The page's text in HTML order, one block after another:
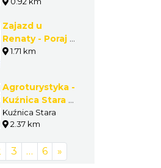
PORAJ -
Zajazd u
Renaty - Poraj -
Gmina Poraj
1.71 km
Agroturystyka -
Kuźnica Stara -
Gmina Poraj
Kuźnica Stara
2.37 km
3 … 6 »